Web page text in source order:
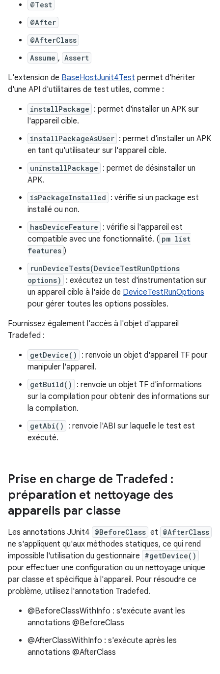
@Test
@After
@AfterClass
Assume , Assert
L'extension de BaseHostJunit4Test permet d'hériter
d'une API d'utilitaires de test utiles, comme :
installPackage : permet d'installer un APK sur
l'appareil cible.
installPackageAsUser : permet d'installer un APK
en tant qu'utilisateur sur l'appareil cible.
uninstallPackage : permet de désinstaller un
APK.
isPackageInstalled : vérifie si un package est
installé ou non.
hasDeviceFeature : vérifie si l'appareil est
compatible avec une fonctionnalité. ( pm list
features )
runDeviceTests(DeviceTestRunOptions
options)
: exécutez un test d'instrumentation sur
un appareil cible à l'aide de DeviceTestRunOptions
pour gérer toutes les options possibles.
Fournissez également l'accès à l'objet d'appareil
Tradefed :
getDevice()
: renvoie un objet d'appareil TF pour
manipuler l'appareil.
getBuild()
: renvoie un objet TF d'informations
sur la compilation pour obtenir des informations sur
la compilation.
getAbi()
: renvoie l'ABI sur laquelle le test est
exécuté.
Prise en charge de Tradefed :
préparation et nettoyage des
appareils par classe
Les annotations JUnit4 @BeforeClass et @AfterClass
ne s'appliquent qu'aux méthodes statiques, ce qui rend
impossible l'utilisation du gestionnaire #getDevice()
pour effectuer une configuration ou un nettoyage unique
par classe et spécifique à l'appareil. Pour résoudre ce
problème, utilisez l'annotation Tradefed.
@BeforeClassWithInfo : s'exécute avant les
annotations @BeforeClass
@AfterClassWithInfo : s'exécute après les
annotations @AfterClass